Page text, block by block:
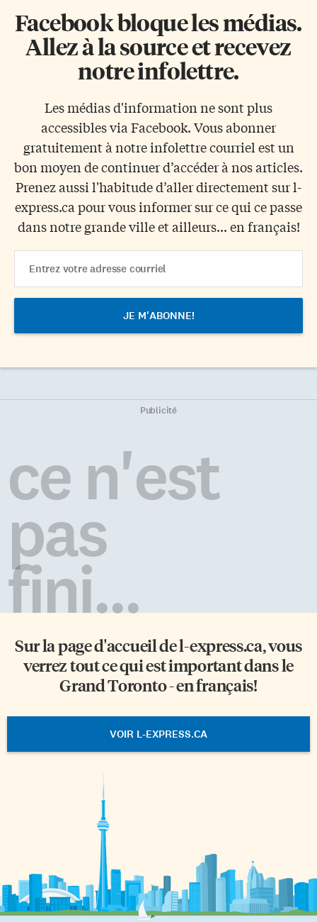
Facebook bloque les médias.
Allez à la source et recevez
notre infolettre.
Les médias d'information ne sont plus
accessibles via Facebook. Vous abonner
gratuitement à notre infolettre courriel est un
bon moyen de continuer d’accéder à nos articles.
Prenez aussi l'habitude d’aller directement sur l-
express.ca pour vous informer sur ce qui ce passe
dans notre grande ville et ailleurs... en français!
Address
Publicité
ce n'est
pas
fini...
Sur la page d'accueil del-express.ca, vous
verrez tout ce qui est important dans le
Grand Toronto - en français!
VOIR L-EXPRESS.CA